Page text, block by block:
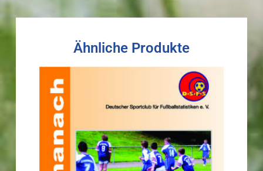
Ähnliche Produkte